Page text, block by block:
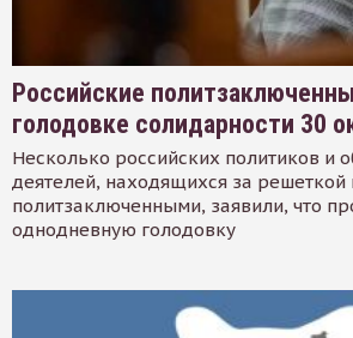
Российские
голодовке солидарности 30
Несколько российских политиков и
деятелей, находящихся за
политзаключенными, заявили, что
однодневную голодовку